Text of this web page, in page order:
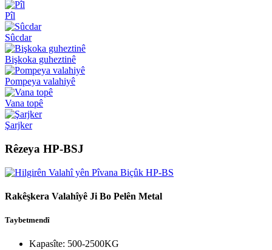
Pîl
Sûcdar
Bişkoka guheztinê
Pompeya valahiyê
Vana topê
Şarjker
Rêzeya HP-BSJ
Rakêşkera Valahîyê Ji Bo Pelên Metal
Taybetmendî
Kapasîte: 500-2500KG